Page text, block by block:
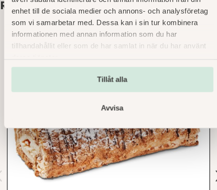
enhet till de sociala medier och annons- och analysföretag
som vi samarbetar med. Dessa kan i sin tur kombinera
informationen med annan information som du har
tillhandahållit eller som de har samlat in när du har använt
Tillåt alla
Avvisa
Relaterade produkter